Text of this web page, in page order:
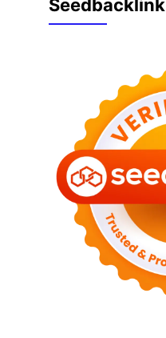
Seedbacklink